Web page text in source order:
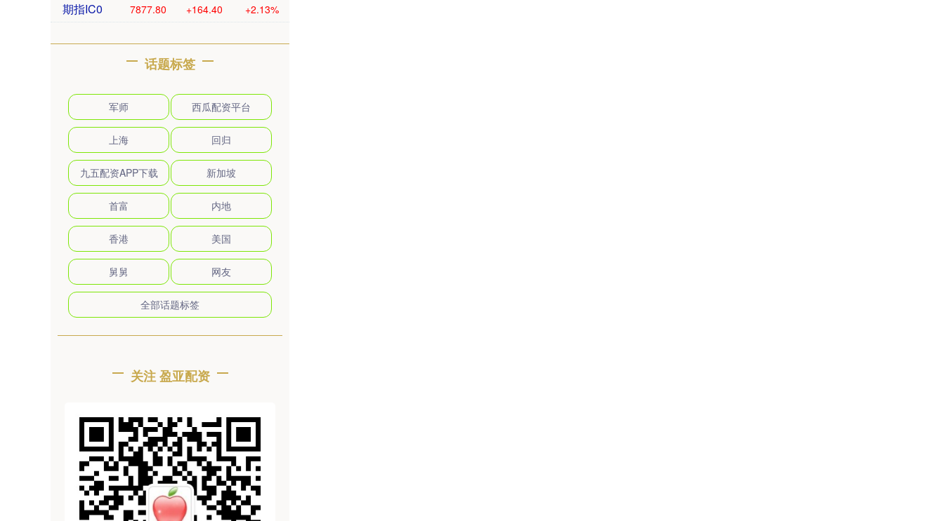
期指IC0 7877.80 +164.40 +2.13%
话题标签
军师 西瓜配资平台
上海 回归
九五配资APP下载 新加坡
首富 内地
香港 美国
舅舅 网友
全部话题标签
关注 盈亚配资